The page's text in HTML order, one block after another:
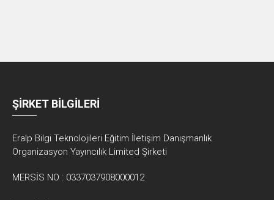
ŞİRKET BİLGİLERİ
Eralp Bilgi Teknolojileri Eğitim İletişim Danışmanlık
Organizasyon Yayıncılık Limited Şirketi
MERSİS NO : 0337037908000012